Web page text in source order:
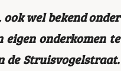
wel bekend onder
eigen onderkomen te
de Struisvogelstraat.